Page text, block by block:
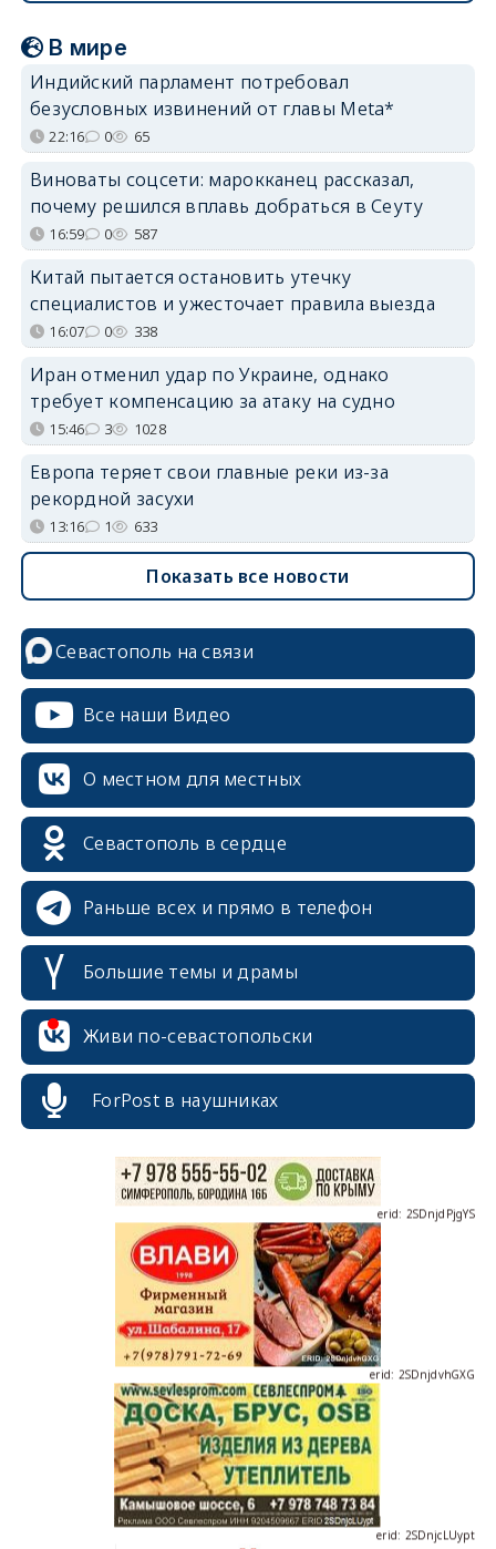
В мире
Индийский парламент потребовал
безусловных извинений от главы Meta*
22:16 0 65
Виноваты соцсети: марокканец рассказал,
почему решился вплавь добраться в Сеуту
16:59 0 587
Китай пытается остановить утечку
специалистов и ужесточает правила выезда
16:07 0 338
Иран отменил удар по Украине, однако
требует компенсацию за атаку на судно
15:46 3 1028
Европа теряет свои главные реки из-за
рекордной засухи
13:16 1 633
Показать все новости
Севастополь на связи
Все наши Видео
О местном для местных
Севастополь в сердце
Раньше всех и прямо в телефон
Большие темы и драмы
Живи по-севастопольски
ForPost в наушниках
erid: 2SDnjcrDNw6
erid: 2SDnjdvhGXG